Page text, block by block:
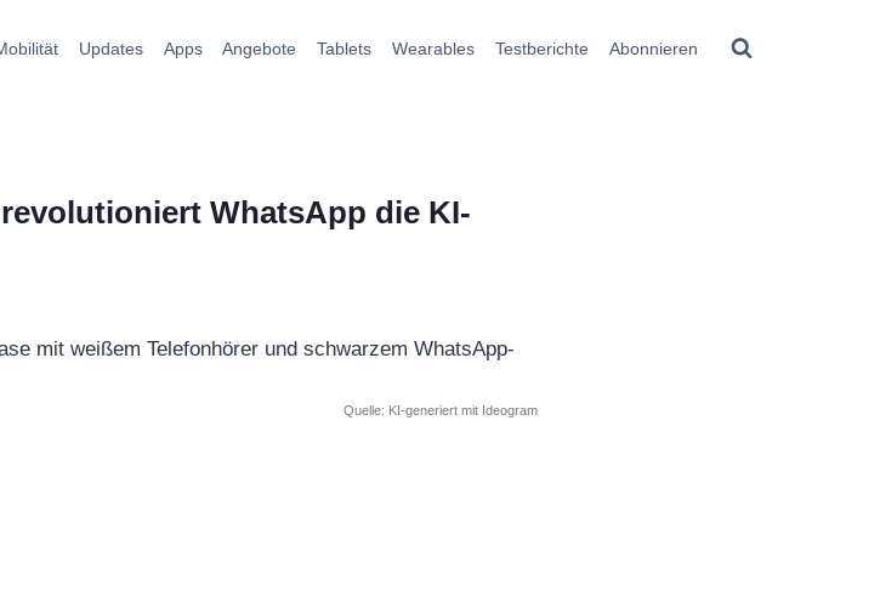
Updates Apps Angebote Tablets Wearables Testberichte Abonnieren
WhatsApp die KI-
Quelle: KI-generiert mit Ideogram